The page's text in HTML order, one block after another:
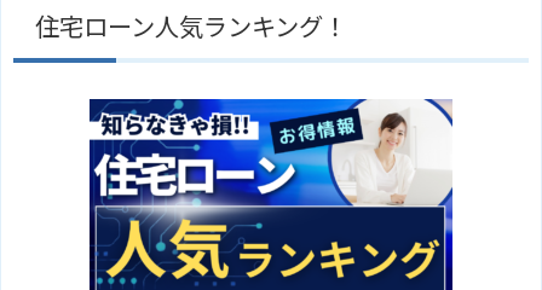
住宅ローン人気ランキング！